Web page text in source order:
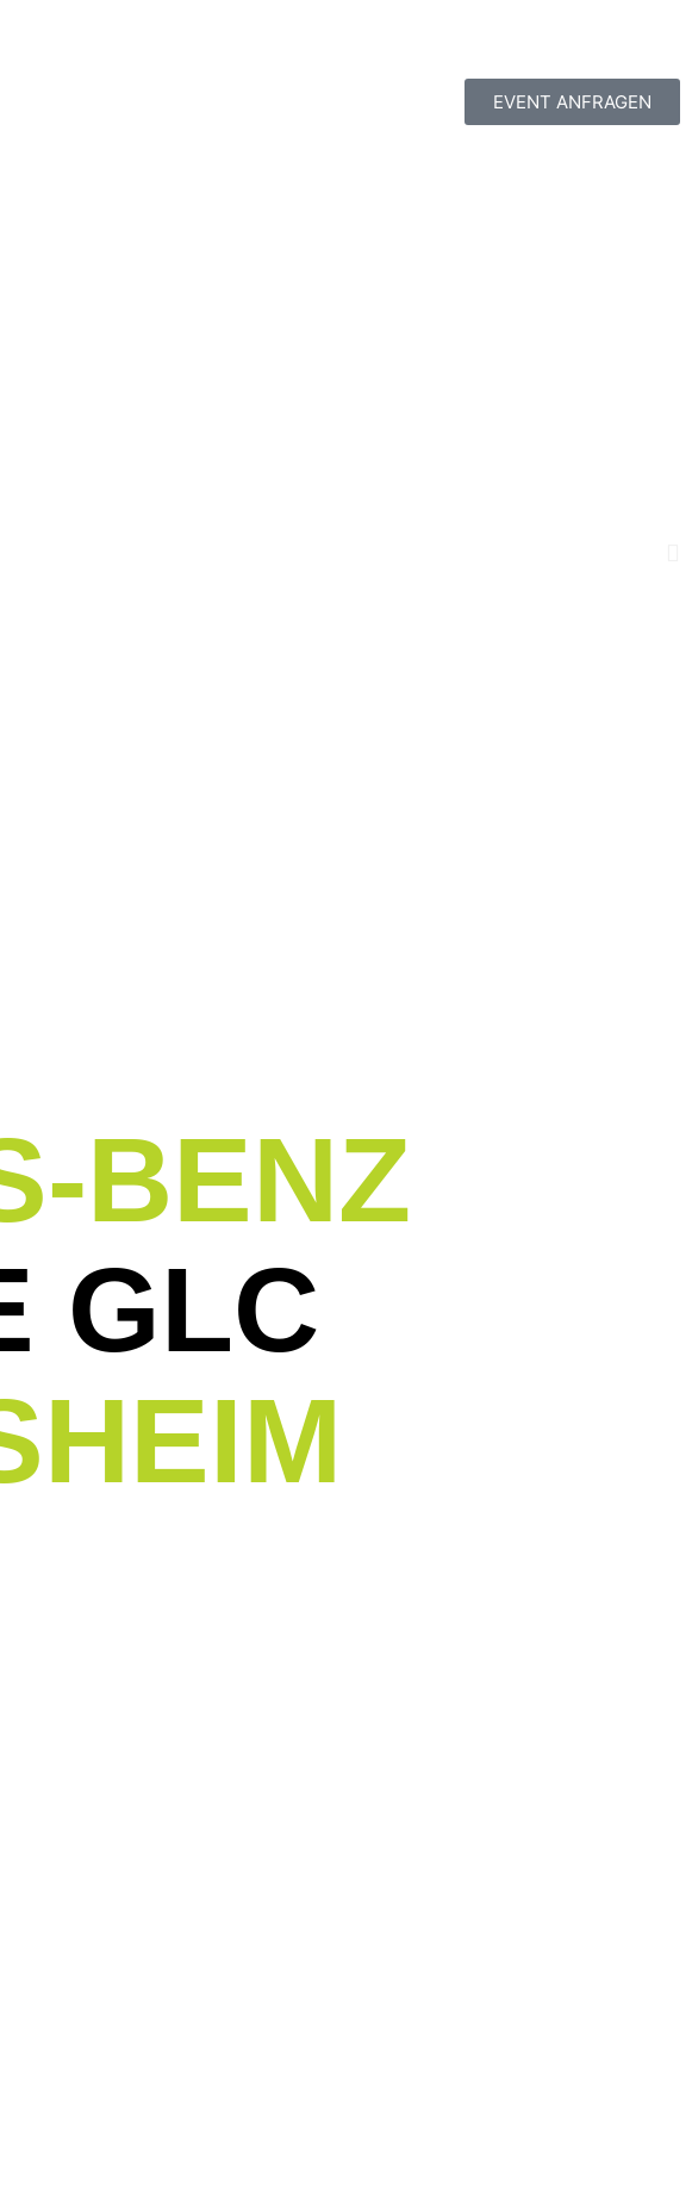
EVENT ANFRAGEN
BENZ
GLC